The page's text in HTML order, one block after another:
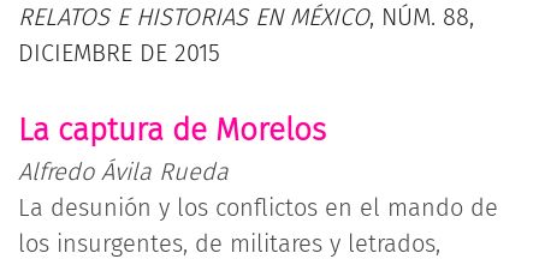
RELATOS E HISTORIAS EN MÉXICO, NÚM. 88,
DICIEMBRE DE 2015
La captura de Morelos
Alfredo Ávila Rueda
La desunión y los conflictos en el mando de
los insurgentes, de militares y letrados,